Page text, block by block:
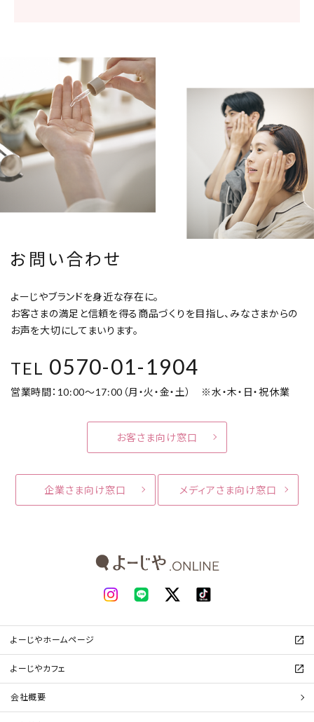
お問い合わせ
よーじやブランドを身近な存在に。
お客さまの満足と信頼を得る商品づくりを目指し、みなさまからの
お声を大切にしてまいります。
TEL 0570-01-1904
営業時間：10:00～17:00（月・火・金・土） ※水・木・日・祝休業
お客さま向け窓口
企業さま向け窓口 メディアさま向け窓口
よーじやホームページ
よーじやカフェ
会社概要